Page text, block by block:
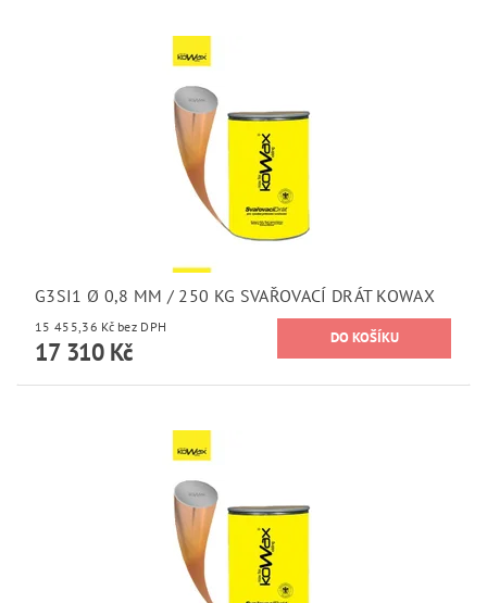
G3SI1 Ø 0,8 MM / 250 KG SVAŘOVACÍ DRÁT KOWAX
15 455,36 Kč bez DPH
17 310 Kč